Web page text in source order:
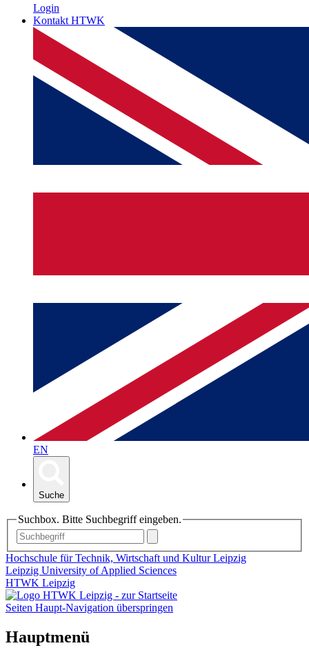
Login
Kontakt HTWK
EN
Suche
Suchbox. Bitte Suchbegriff eingeben.
Hochschule für Technik, Wirtschaft und Kultur Leipzig
Leipzig University of Applied Sciences
HTWK Leipzig
Seiten Haupt-Navigation überspringen
Hauptmenü